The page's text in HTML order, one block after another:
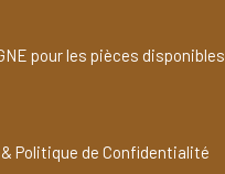
pour les pièces disponibles
Politique de Confidentialité